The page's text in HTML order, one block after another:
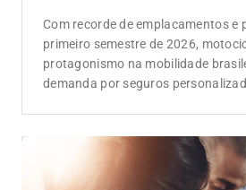
Com recorde de emplacamentos e
primeiro semestre de 2026,
protagonismo na mobilidade
demanda por seguros